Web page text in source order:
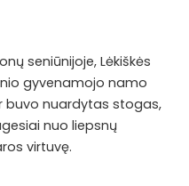
seniūnijoje, Lėkiškės
gyvenamojo namo
buvo nuardytas stogas,
nuo liepsnų
virtuvę.